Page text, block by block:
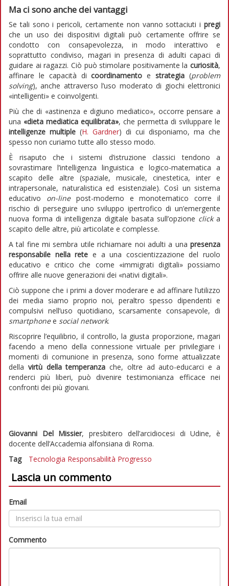
Ma ci sono anche dei vantaggi
Se tali sono i pericoli, certamente non vanno sottaciuti i pregi
che un uso dei dispositivi digitali può certamente offrire se
condotto con consapevolezza, in modo interattivo e
soprattutto condiviso, magari in presenza di adulti capaci di
guidare ai ragazzi. Ciò può stimolare positivamente la curiosità,
affinare le capacità dicoordinamento estrategia (problem
solving), anche attraverso l’uso moderato di giochi elettronici
«intelligenti» e coinvolgenti.
Più che di «astinenza e digiuno mediatico», occorre pensare a
una «dieta mediatica equilibrata», che permetta di sviluppare le
intelligenze multiple (H. Gardner) di cui disponiamo, ma che
spesso non curiamo tutte allo stesso modo.
È risaputo che i sistemi d’istruzione classici tendono a
sovrastimare l’intelligenza linguistica e logico-matematica a
scapito delle altre (spaziale, musicale, cinestetica, inter e
intrapersonale, naturalistica ed esistenziale). Così un sistema
educativo on-line post-moderno e monotematico corre il
rischio di perseguire uno sviluppo ipertrofico di un’emergente
nuova forma di intelligenza digitale basata sull’opzione clicka
scapito delle altre, più articolate e complesse.
A tal fine mi sembra utile richiamare noi adulti a una presenza
responsabile nella rete e a una coscientizzazione del ruolo
educativo e critico che come «immigrati digitali» possiamo
offrire alle nuove generazioni dei «nativi digitali».
Ciò suppone che i primi a dover moderare e ad affinare l’utilizzo
dei media siamo proprio noi, peraltro spesso dipendenti e
compulsivi nell’uso quotidiano, scarsamente consapevole, di
smartphonee social network.
Riscoprire l’equilibrio, il controllo, la giusta proporzione, magari
facendo a meno della connessione virtuale per privilegiare i
momenti di comunione in presenza, sono forme attualizzate
della virtù della temperanza che, oltre ad auto-educarci e a
renderci più liberi, può divenire testimonianza efficace nei
confronti dei più giovani.
Giovanni Del Missier, presbitero dell’arcidiocesi di Udine, è
docente dell’Accademia alfonsiana di Roma.
Tag
Tecnologia Responsabilità Progresso
Lascia un commento
Email
Commento